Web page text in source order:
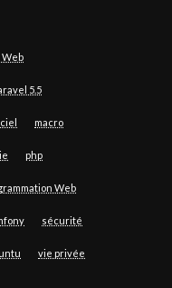
Web
5.5
macro
php
Web
sécurité
vie privée